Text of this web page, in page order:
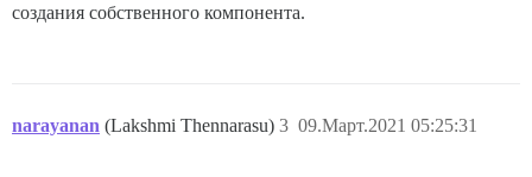
создания собственного компонента.
narayanan (Lakshmi Thennarasu) 09.Март.2021 05:25:31
3